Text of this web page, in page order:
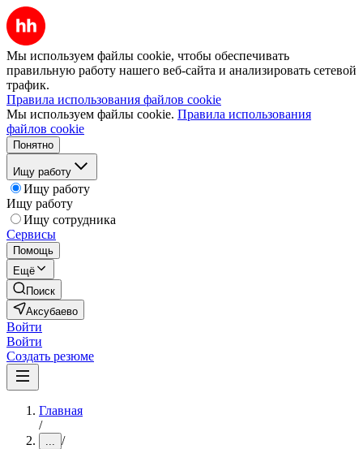
Мы используем файлы cookie, чтобы обеспечивать
правильную работу нашего веб-сайта и анализировать сетевой
трафик.
Правила использования файлов cookie
Мы используем файлы cookie. Правила использования
файлов cookie
Понятно
Ищу работу
Ищу работу
Ищу работу
Ищу сотрудника
Сервисы
Помощь
Ещё
Поиск
Аксубаево
Войти
Войти
Создать резюме
Главная
/
... /